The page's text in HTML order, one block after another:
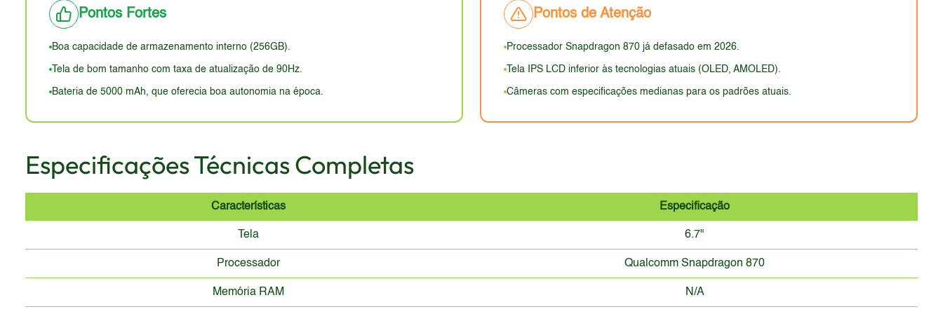
brilho.
proteção da tela.
Em resumo, o design do Edge S, em 2026, provavelmente se mostra defasado em relação aos smartphones mais recentes em termos de materiais e acabamento.
Pontos Fortes
Boa capacidade de armazenamento interno (256GB).
Tela de bom tamanho com taxa de atualização de 90Hz.
Bateria de 5000 mAh, que oferecia boa autonomia na época.
Pontos de Atenção
Processador Snapdragon 870 já defasado em 2026.
Tela IPS LCD inferior às tecnologias atuais (OLED, AMOLED).
Câmeras com especificações medianas para os padrões atuais.
Especificações Técnicas Completas
Características Especificação
Tela 6.7"
Processador Qualcomm Snapdragon 870
Memória RAM N/A